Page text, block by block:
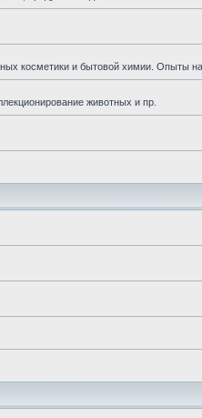
косметики и бытовой химии. Опыты
животных и пр.